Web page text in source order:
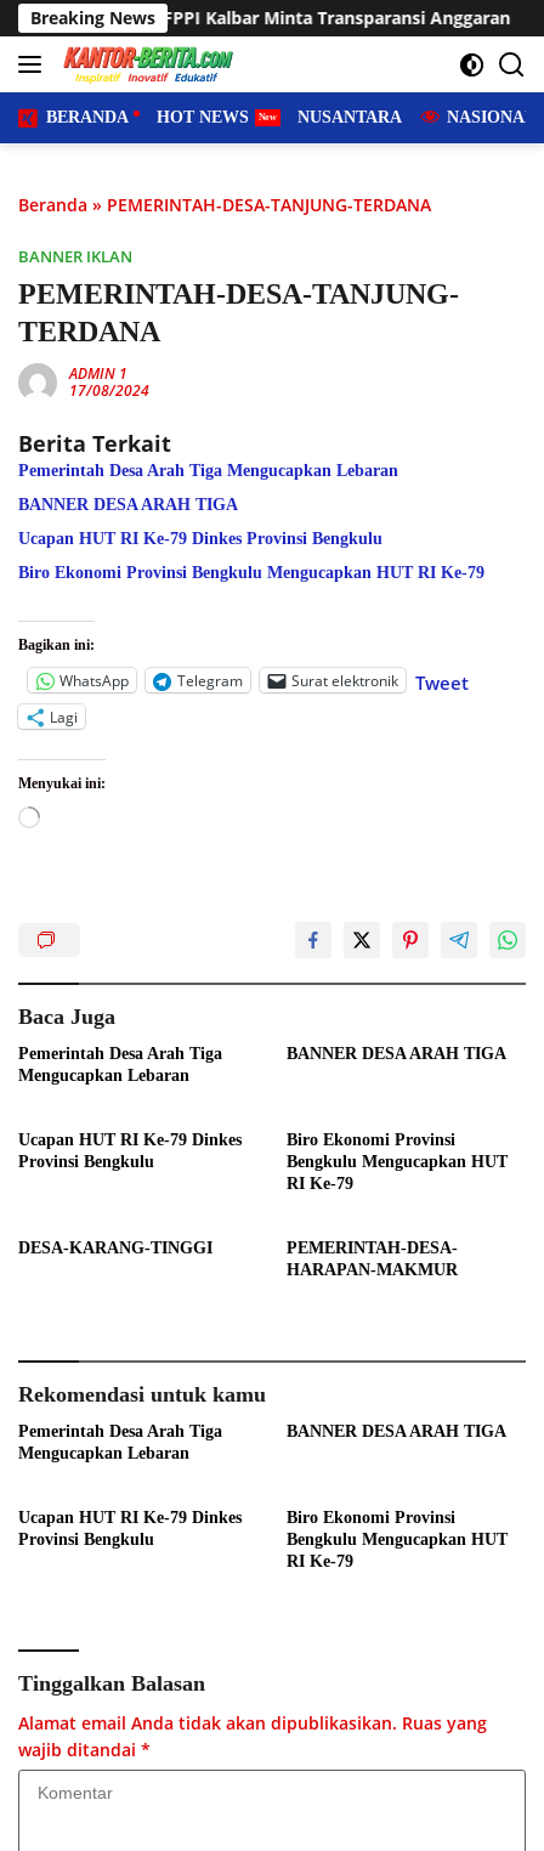
Langsung
ke
konten
Breaking News
Kalbar Minta Transparansi Anggaran Sering
BERANDA HOT NEWS NUSANTARA NASIONAL
Beranda » PEMERINTAH-DESA-TANJUNG-TERDANA
BANNER IKLAN
PEMERINTAH-DESA-TANJUNG-
TERDANA
ADMIN 1
17/08/2024
Berita Terkait
Pemerintah Desa Arah Tiga Mengucapkan Lebaran
BANNER DESA ARAH TIGA
Ucapan HUT RI Ke-79 Dinkes Provinsi Bengkulu
Biro Ekonomi Provinsi Bengkulu Mengucapkan HUT RI Ke-79
Bagikan ini:
WhatsApp Telegram Surat elektronik Tweet
Lagi
Menyukai ini:
Memuat...
Baca Juga
Pemerintah Desa Arah Tiga
Mengucapkan Lebaran
BANNER DESA ARAH TIGA
Ucapan HUT RI Ke-79 Dinkes
Provinsi Bengkulu
Biro Ekonomi Provinsi
Bengkulu Mengucapkan HUT
RI Ke-79
DESA-KARANG-TINGGI
PEMERINTAH-DESA-
HARAPAN-MAKMUR
Rekomendasi untuk kamu
Pemerintah Desa Arah Tiga
Mengucapkan Lebaran
BANNER DESA ARAH TIGA
Ucapan HUT RI Ke-79 Dinkes
Provinsi Bengkulu
Biro Ekonomi Provinsi
Bengkulu Mengucapkan HUT
RI Ke-79
Tinggalkan Balasan
Alamat email Anda tidak akan dipublikasikan. Ruas yang
wajib ditandai *